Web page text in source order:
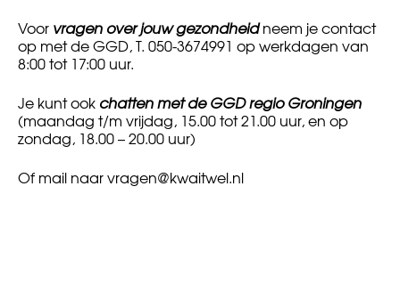
Voor vragen over jouw gezondheidneem je contact
op met de GGD, T. 050-3674991 op werkdagen van
8:00 tot 17:00 uur.
Je kunt ook chatten met de GGD regio Groningen
(maandag t/m vrijdag, 15.00 tot 21.00 uur, en op
zondag, 18.00 – 20.00 uur)
Of mail naarvragen@kwaitwel.nl